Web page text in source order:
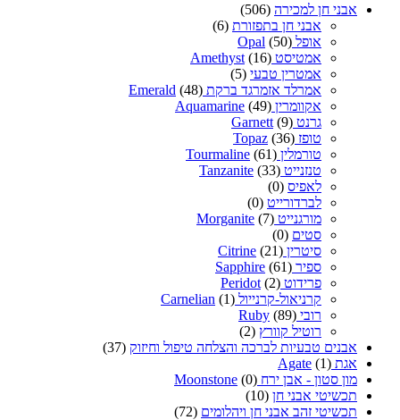
אבני חן למכירה (506)
אבני חן בתפזורת (6)
אופל Opal (50)
אמטיסט Amethyst (16)
אמטרין טבעי (5)
אמרלד אזמרגד ברקת Emerald (48)
אקוומרין Aquamarine (49)
גרנט Garnett (9)
טופז Topaz (36)
טורמלין Tourmaline (61)
טנזנייט Tanzanite (33)
לאפיס (0)
לברדורייט (0)
מורגנייט Morganite (7)
סטים (0)
סיטרין Citrine (21)
ספיר Sapphire (61)
פרידוט Peridot (2)
קרניאול-קרנייול Carnelian (1)
רובי Ruby (89)
רוטיל קוורץ (2)
אבנים טבעיות לברכה והצלחה טיפול וחיזוק (37)
אגת Agate (1)
מון סטון - אבן ירח Moonstone (0)
תכשיטי אבני חן (10)
תכשיטי זהב אבני חן ויהלומים (72)